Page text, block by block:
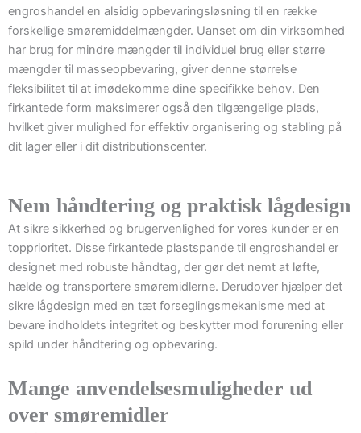
engroshandel en alsidig opbevaringsløsning til en række
forskellige smøremiddelmængder. Uanset om din virksomhed
har brug for mindre mængder til individuel brug eller større
mængder til masseopbevaring, giver denne størrelse
fleksibilitet til at imødekomme dine specifikke behov. Den
firkantede form maksimerer også den tilgængelige plads,
hvilket giver mulighed for effektiv organisering og stabling på
dit lager eller i dit distributionscenter.
Nem håndtering og praktisk lågdesign
At sikre sikkerhed og brugervenlighed for vores kunder er en
topprioritet. Disse firkantede plastspande til engroshandel er
designet med robuste håndtag, der gør det nemt at løfte,
hælde og transportere smøremidlerne. Derudover hjælper det
sikre lågdesign med en tæt forseglingsmekanisme med at
bevare indholdets integritet og beskytter mod forurening eller
spild under håndtering og opbevaring.
Mange anvendelsesmuligheder ud
over smøremidler